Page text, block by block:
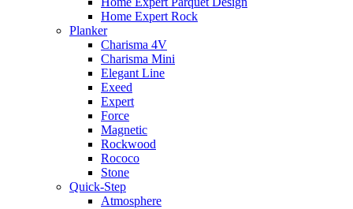
Home Expert Rock
Planker
Charisma 4V
Charisma Mini
Elegant Line
Exeed
Expert
Force
Magnetic
Rockwood
Rococo
Stone
Quick-Step
Atmosphere